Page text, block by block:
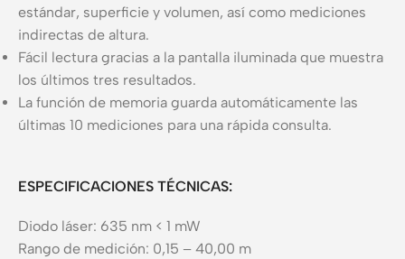
estándar, superficie y volumen, así como mediciones
indirectas de altura.
Fácil lectura gracias a la pantalla iluminada que muestra
los últimos tres resultados.
La función de memoria guarda automáticamente las
últimas 10 mediciones para una rápida consulta.
ESPECIFICACIONES TÉCNICAS:
Diodo láser: 635 nm < 1 mW
Rango de medición: 0,15 – 40,00 m